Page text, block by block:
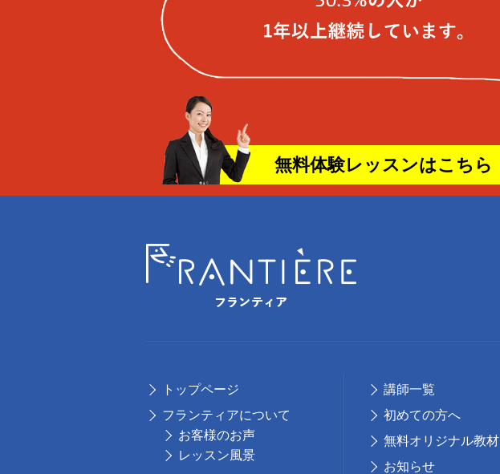
無料体験レッスンはこちら
トップページ
フランティアについて
お客様のお声
レッスン風景
講師⼀覧
初めての⽅へ
無料オリジナル教材
お知らせ